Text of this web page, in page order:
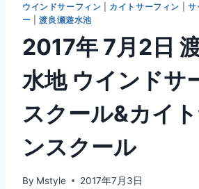
ウインドサーフィン カイトサーフィン サ
ー |渡良瀬遊水池
2017年 7月2日
水地 ウインドサ
スクール&カイ
ンスクール
By Mstyle 2017年7月3日